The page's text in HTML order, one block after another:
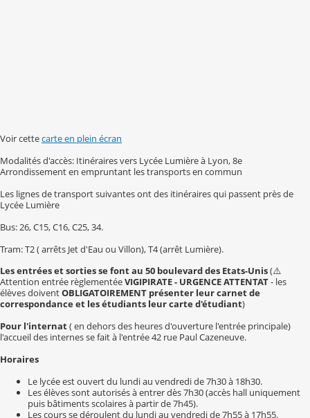
Voir cettecarte en plein écran
Modalités d'accès: Itinéraires vers Lycée Lumière à Lyon, 8e
Arrondissement en empruntant les transports en commun
Les lignes de transport suivantes ont des itinéraires qui passent près de
Lycée Lumière
Bus: 26, C15, C16, C25, 34.
Tram: T2 ( arrêts Jet d'Eau ou Villon), T4 (arrêt Lumière).
Les entrées et sorties se font au 50 boulevard des Etats-Unis(⚠️
Attention entrée règlementéeVIGIPIRATE - URGENCE ATTENTAT- les
élèves doiventOBLIGATOIREMENT présenter leur carnet de
correspondance et les étudiants leur carte d'étudiant)
Pour l'internat( en dehors des heures d'ouverture l'entrée principale)
l'accueil des internes se fait à l'entrée 42 rue Paul Cazeneuve.
Horaires
Le lycée est ouvert du lundi au vendredi de 7h30 à 18h30.
Les élèves sont autorisés à entrer dès 7h30 (accès hall uniquement
puis bâtiments scolaires à partir de 7h45).
Les cours se déroulent du lundi au vendredi de 7h55 à 17h55.